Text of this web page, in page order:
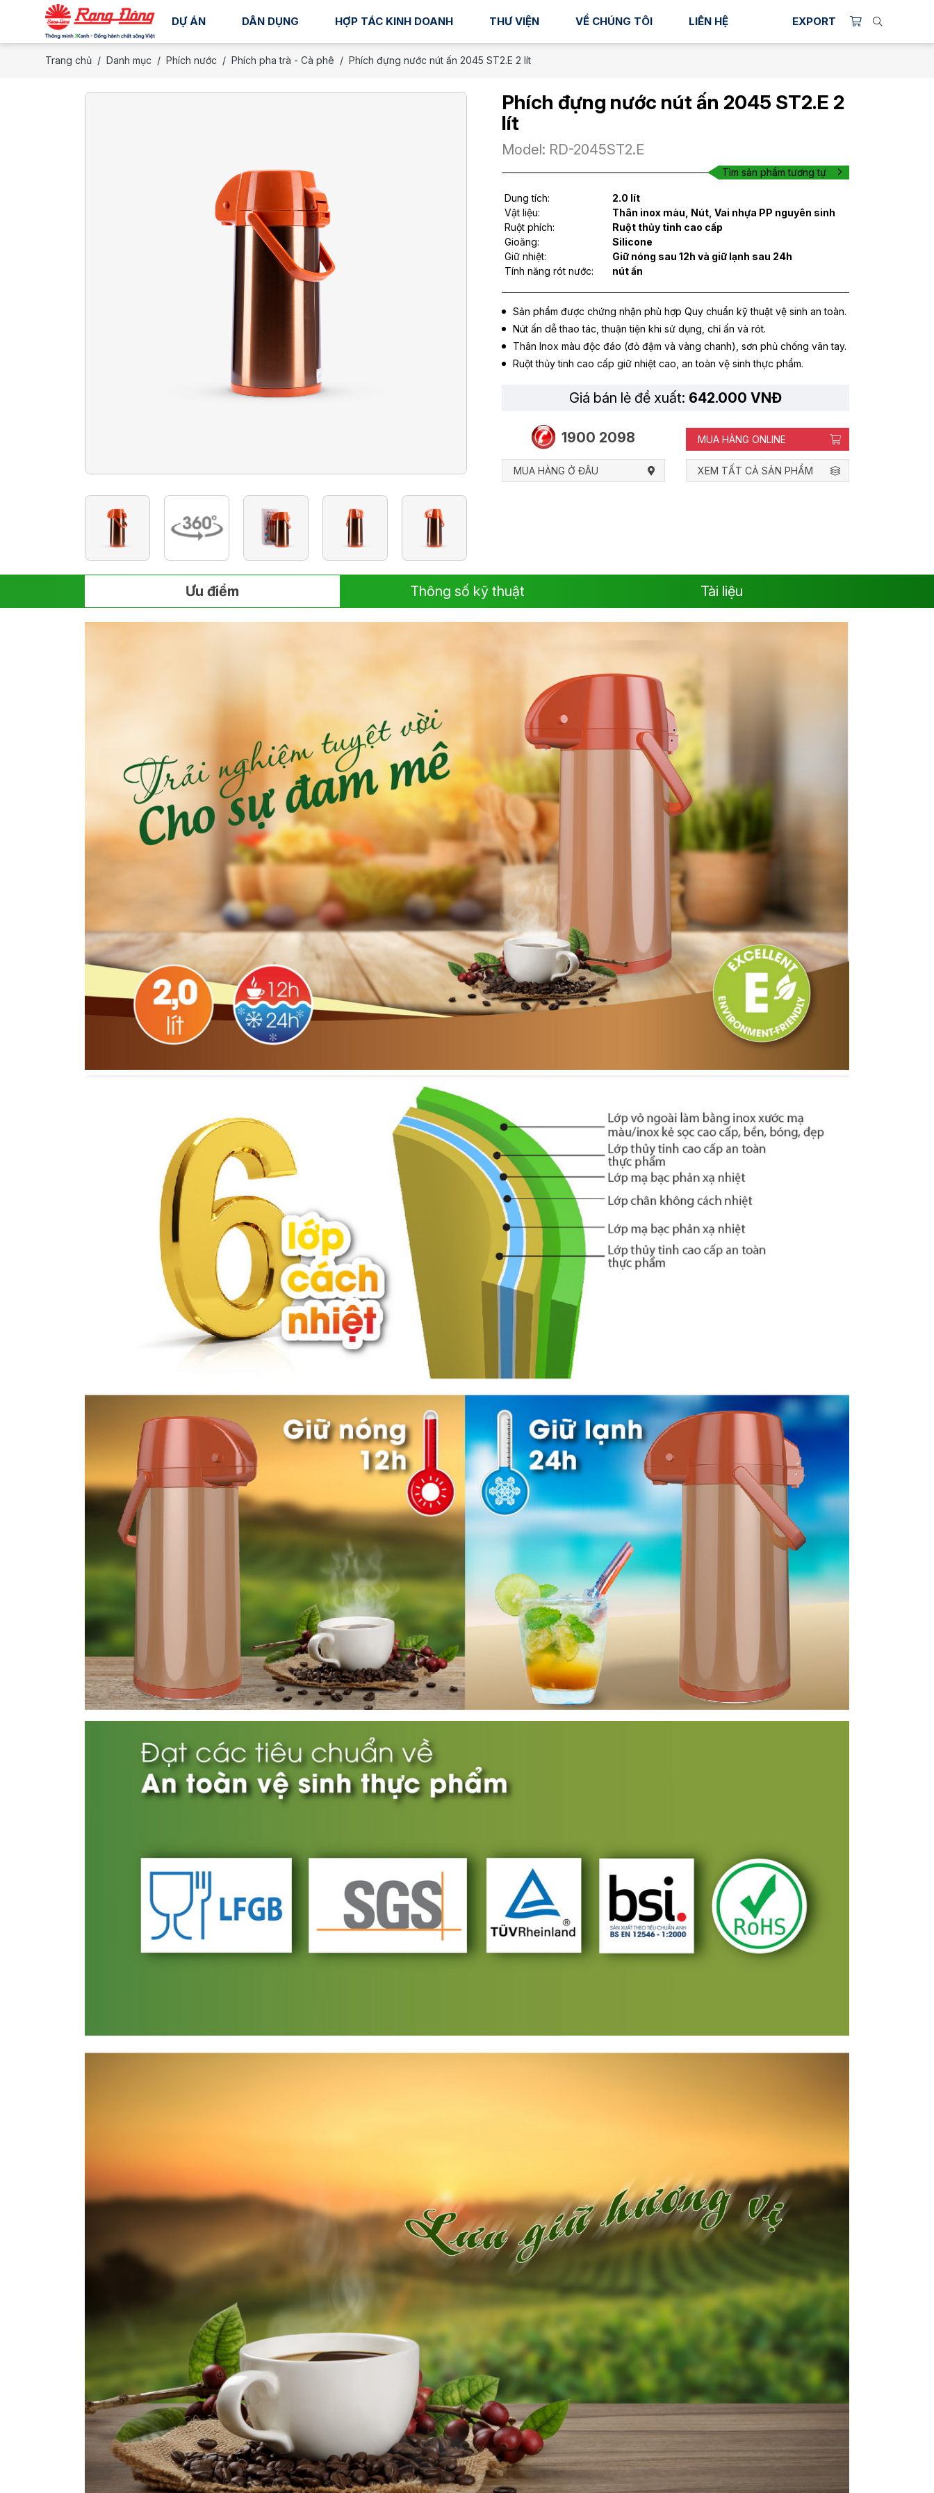
DỰ ÁN DÂN DỤNG HỢP TÁC KINH DOANH THƯ VIỆN VỀ CHÚNG TÔI LIÊN HỆ EXPORT
Trang chủ Danh mục Phích nước Phích pha trà - Cà phê Phích đựng nước nút ấn 2045 ST2.E 2 lít
Phích đựng nước nút ấn 2045 ST2.E 2
lít
Model: RD-2045ST2.E
Tìm sản phẩm tương tự
Dung tích:
2.0 lít
Vật liệu:
Thân inox màu, Nút, Vai nhựa PP nguyên sinh
Ruột phích:
Ruột thủy tinh cao cấp
Gioăng:
Silicone
Giữ nhiệt:
Giữ nóng sau 12h và giữ lạnh sau 24h
Tính năng rót nước:
nút ấn
Sản phẩm được chứng nhận phù hợp Quy chuẩn kỹ thuật vệ sinh an toàn.
Nút ấn dễ thao tác, thuận tiện khi sử dụng, chỉ ấn và rót.
Thân Inox màu độc đáo (đỏ đậm và vàng chanh), sơn phủ chống vân tay.
Ruột thủy tinh cao cấp giữ nhiệt cao, an toàn vệ sinh thực phẩm.
Giá bán lẻ đề xuất: 642.000 VNĐ
1900 2098 MUA HÀNG ONLINE
MUA HÀNG Ở ĐÂU XEM TẤT CẢ SẢN PHẨM
Ưu điểm Thông số kỹ thuật Tài liệu